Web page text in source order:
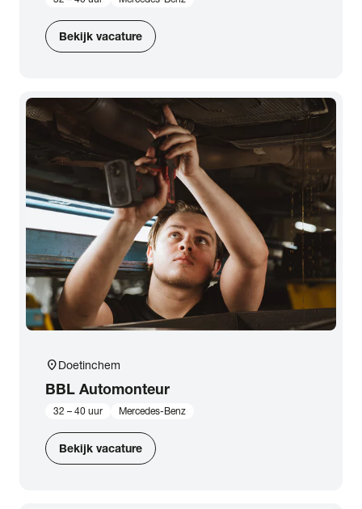
Bekijk vacature
location_onDoetinchem
BBL Automonteur
32 – 40 uur Mercedes-Benz
Bekijk vacature